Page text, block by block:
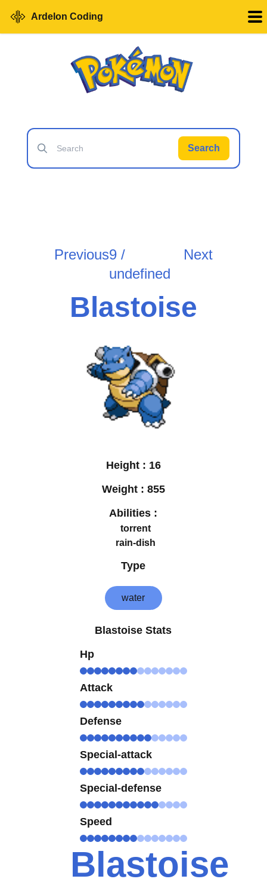
Ardelon Coding
Search
Previous9 /
undefined
Next
Blastoise
Height : 16
Weight : 855
Abilities :
torrent
rain-dish
Type
water
Blastoise Stats
Hp
Attack
Defense
Special-attack
Special-defense
Speed
Blastoise